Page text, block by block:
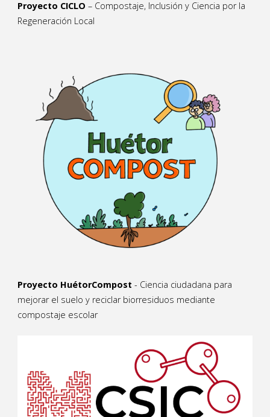
Proyecto CICLO – Compostaje, Inclusión y Ciencia por la
Regeneración Local
Proyecto HuétorCompost - Ciencia ciudadana para
mejorar el suelo y reciclar biorresiduos mediante
compostaje escolar